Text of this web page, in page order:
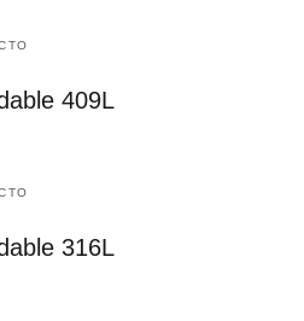
409L
316L